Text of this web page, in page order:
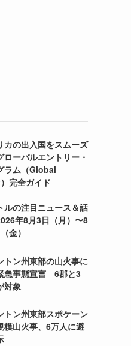
カの出入国をスムーズ
ローバルエントリー・
ラム（Global
完全ガイド
ルの注目ニュース＆話
年8月3日（月）〜8
金）
トン州東部の山火事に
急事態宣言 6郡と3
対象
トン州東部スポケーン
模山火事、6万人に避